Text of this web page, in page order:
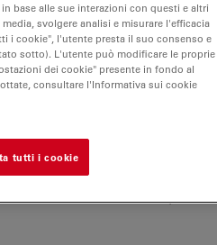
base alle sue interazioni con questi e altri
svolgere analisi e misurare l'efficacia
i cookie", l'utente presta il suo consenso e
sotto). L'utente può modificare le proprie
dei cookie" presente in fondo al
consultare l'Informativa sui cookie
tutti i cookie